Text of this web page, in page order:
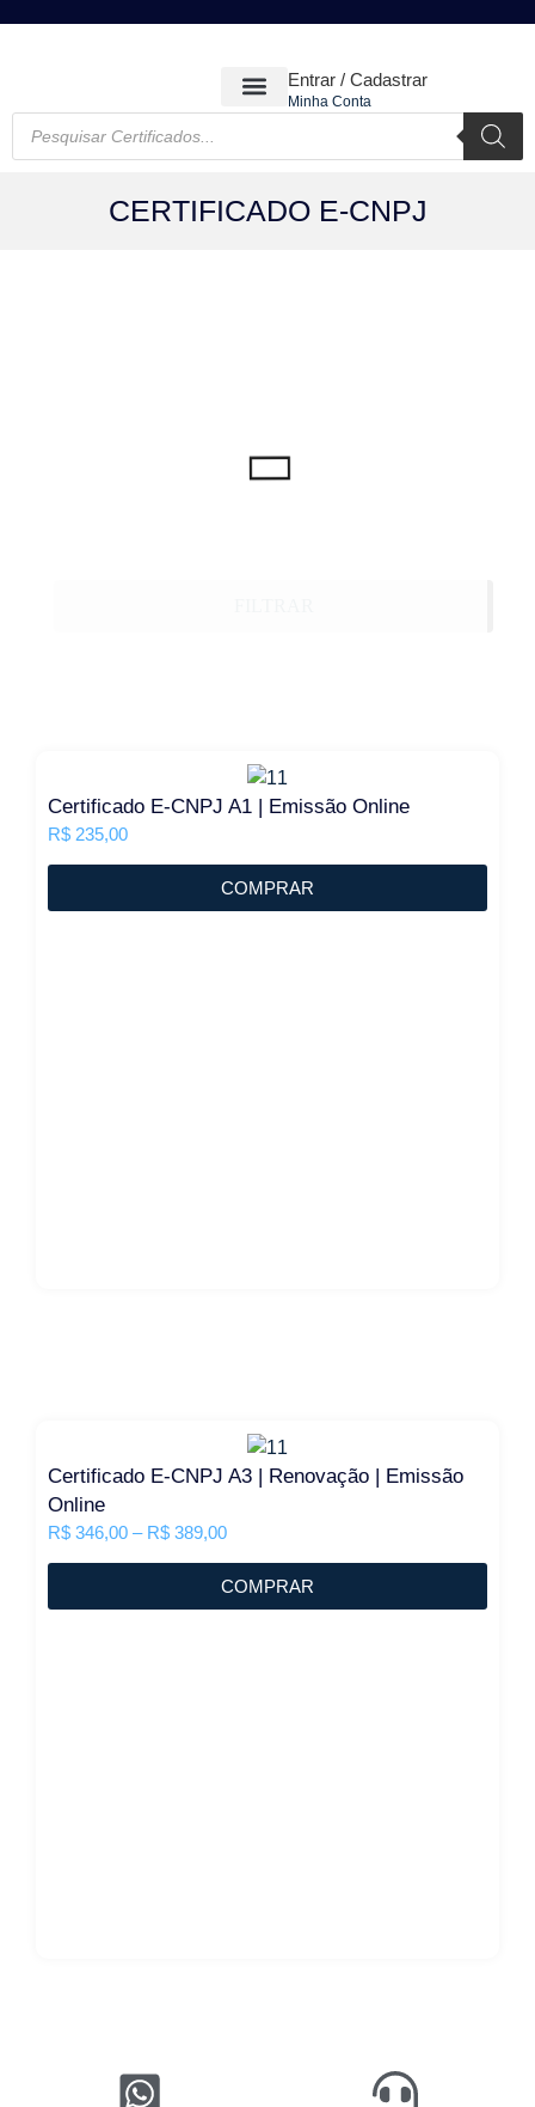
Entrar / Cadastrar
Minha Conta
CERTIFICADO E-CNPJ
Certificado E-CNPJ A1 | Emissão Online
R$ 235,00
COMPRAR
Certificado E-CNPJ A3 | Renovação | Emissão
Online
R$ 346,00 – R$ 389,00
COMPRAR